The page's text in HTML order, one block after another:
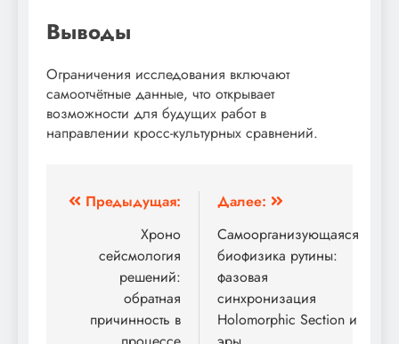
Выводы
Ограничения исследования включают
самоотчётные данные, что открывает
возможности для будущих работ в
направлении кросс-культурных сравнений.
Навигация
записям
Предыдущая:
Хроно
сейсмология
решений:
обратная
причинность в
Далее:
Самоорганизующаяся
биофизика рутины:
фазовая
синхронизация
Holomorphic Section и